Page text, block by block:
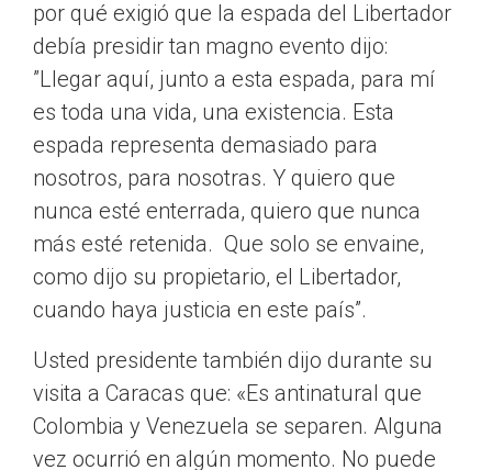
por qué exigió que la espada del Libertador
debía presidir tan magno evento dijo:
”Llegar aquí, junto a esta espada, para mí
es toda una vida, una existencia. Esta
espada representa demasiado para
nosotros, para nosotras. Y quiero que
nunca esté enterrada, quiero que nunca
más esté retenida. Que solo se envaine,
como dijo su propietario, el Libertador,
cuando haya justicia en este país”.
Usted presidente también dijo durante su
visita a Caracas que: «Es antinatural que
Colombia y Venezuela se separen. Alguna
vez ocurrió en algún momento. No puede